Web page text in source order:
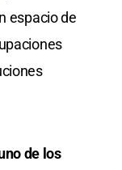
espacio de
de los